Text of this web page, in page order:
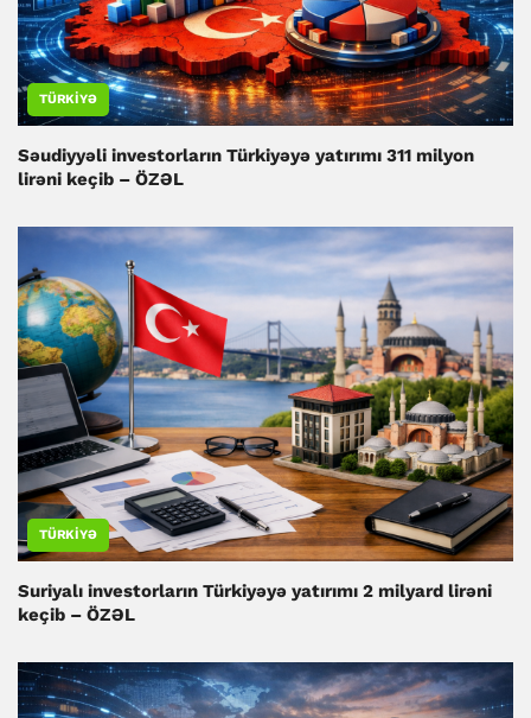
TÜRKIYƏ
Səudiyyəli investorların Türkiyəyə yatırımı 311 milyon
lirəni keçib – ÖZƏL
TÜRKIYƏ
Suriyalı investorların Türkiyəyə yatırımı 2 milyard lirəni
keçib – ÖZƏL